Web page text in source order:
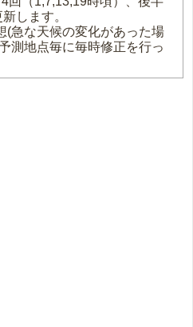
します。
急な天候の変化があった場
測地点毎に毎時修正を行っ